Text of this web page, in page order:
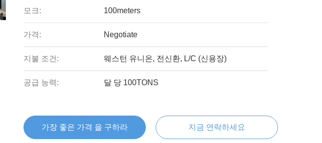
모크: 100meters
가격: Negotiate
지불 조건: 웨스턴 유니온, 전신환, L/C (신용장)
공급 능력: 달 당 100TONS
가장 좋은 가격 을 구하라 지금 연락하세요